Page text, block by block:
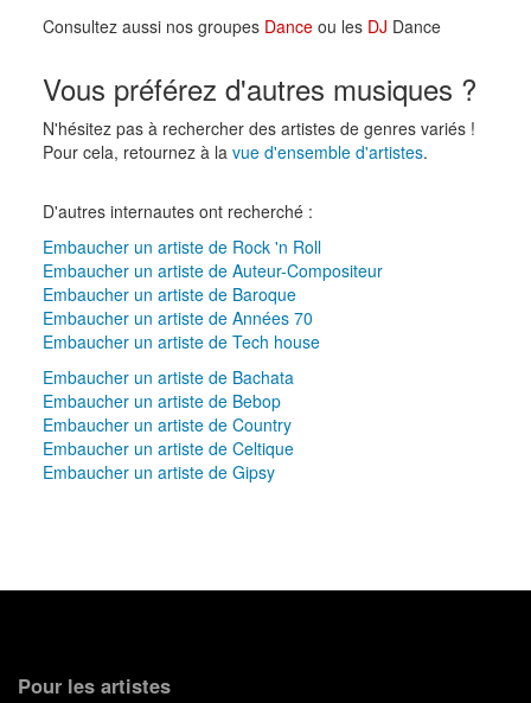
Consultez aussi nos groupes Danceou les DJ Dance
Vous préférez d'autres musiques ?
N'hésitez pas à rechercher des artistes de genres variés !
Pour cela, retournez à la vue d'ensemble d'artistes.
D'autres internautes ont recherché :
Embaucher un artiste de Rock 'n Roll
Embaucher un artiste de Auteur-Compositeur
Embaucher un artiste de Baroque
Embaucher un artiste de Années 70
Embaucher un artiste de Tech house
Embaucher un artiste de Bachata
Embaucher un artiste de Bebop
Embaucher un artiste de Country
Embaucher un artiste de Celtique
Embaucher un artiste de Gipsy
Pour les artistes